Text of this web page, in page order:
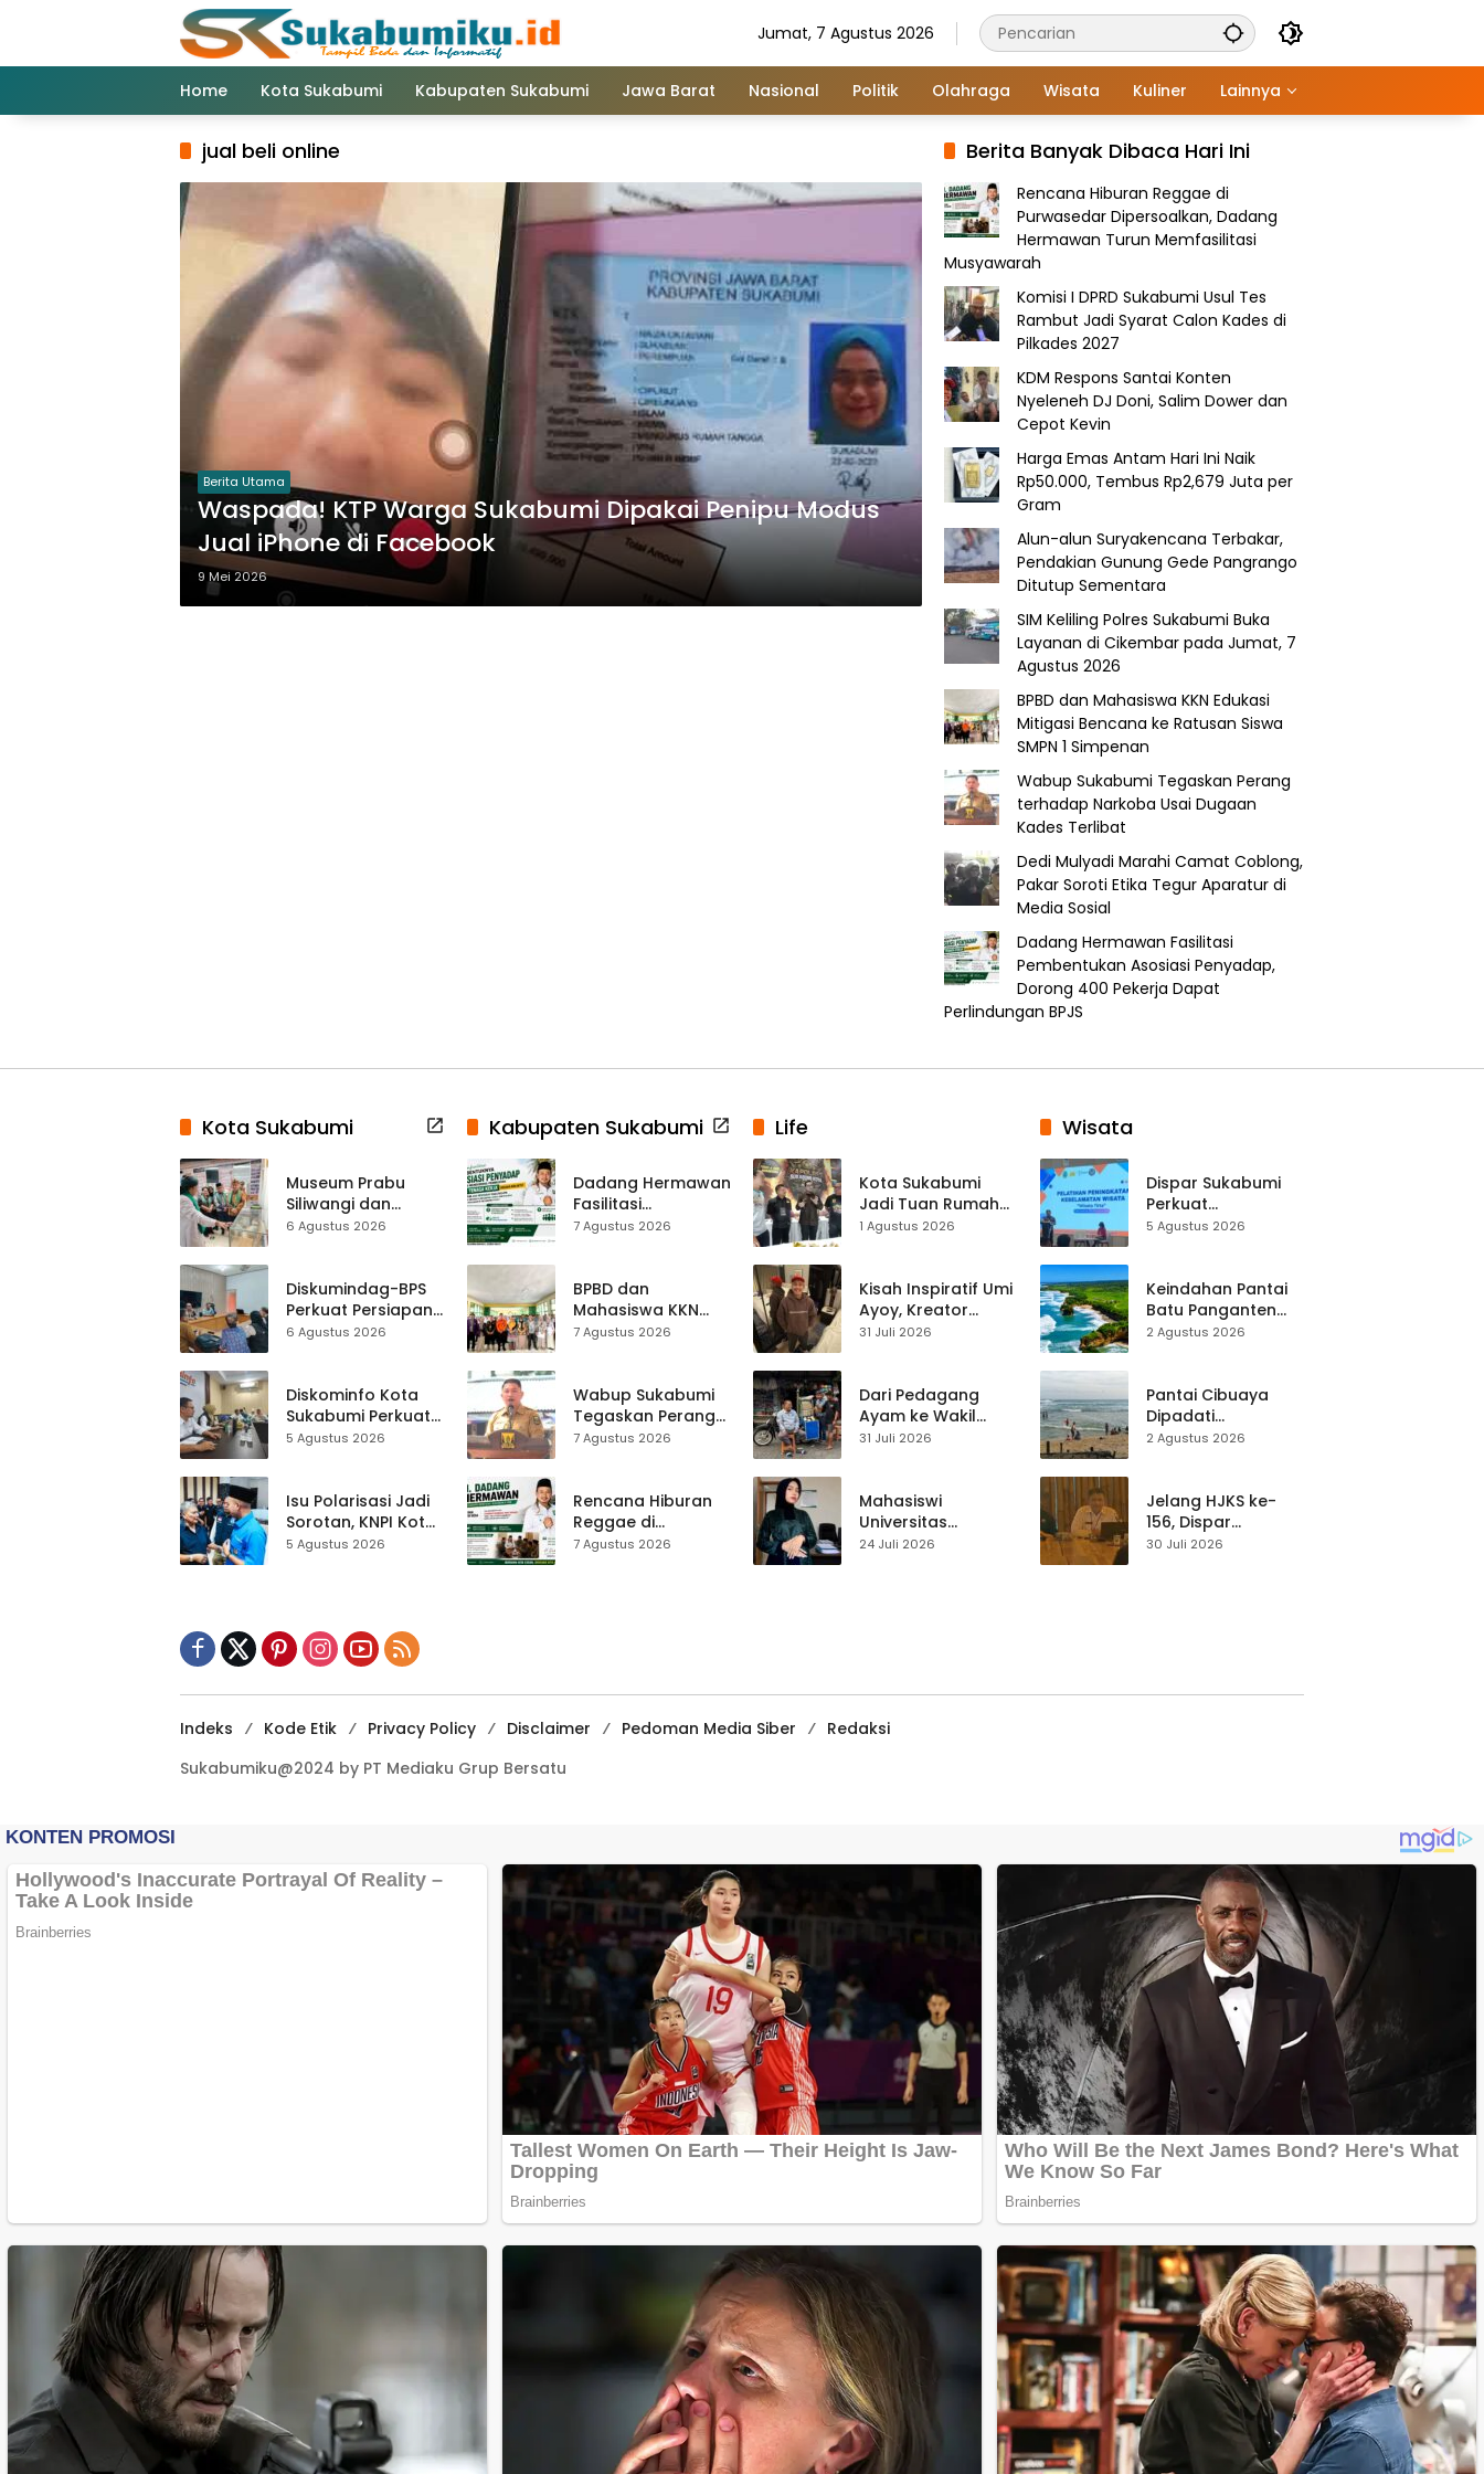
Jumat, 7 Agustus 2026
Home Kota Sukabumi Kabupaten Sukabumi Jawa Barat Nasional Politik Olahraga Wisata Kuliner Lainnya
jual beli online
Berita Utama
Waspada! KTP Warga Sukabumi Dipakai Penipu Modus
Jual iPhone di Facebook
9 Mei 2026
Berita Banyak Dibaca Hari Ini
Rencana Hiburan Reggae di
Purwasedar Dipersoalkan, Dadang
Hermawan Turun Memfasilitasi
Musyawarah
Komisi I DPRD Sukabumi Usul Tes
Rambut Jadi Syarat Calon Kades di
Pilkades 2027
KDM Respons Santai Konten
Nyeleneh DJ Doni, Salim Dower dan
Cepot Kevin
Harga Emas Antam Hari Ini Naik
Rp50.000, Tembus Rp2,679 Juta per
Gram
Alun-alun Suryakencana Terbakar,
Pendakian Gunung Gede Pangrango
Ditutup Sementara
SIM Keliling Polres Sukabumi Buka
Layanan di Cikembar pada Jumat, 7
Agustus 2026
BPBD dan Mahasiswa KKN Edukasi
Mitigasi Bencana ke Ratusan Siswa
SMPN 1 Simpenan
Wabup Sukabumi Tegaskan Perang
terhadap Narkoba Usai Dugaan
Kades Terlibat
Dedi Mulyadi Marahi Camat Coblong,
Pakar Soroti Etika Tegur Aparatur di
Media Sosial
Dadang Hermawan Fasilitasi
Pembentukan Asosiasi Penyadap,
Dorong 400 Pekerja Dapat
Perlindungan BPJS
Kota Sukabumi
Museum Prabu
Siliwangi dan
Museum Keramik
Hampir 500 Koleksi
Dipisahkan
6 Agustus 2026
Diskumindag-BPS
Perkuat Persiapan
Sensus Ekonomi,
Terbuka Beri Data
6 Agustus 2026
Diskominfo Kota
Sukabumi Perkuat
Satu Data
Kewilayahan
Dikebut
5 Agustus 2026
Isu Polarisasi Jadi
Sorotan, KNPI Kota
Sukabumi Ajak
5 Agustus 2026
Kabupaten Sukabumi
Dadang Hermawan
Fasilitasi
Pembentukan
Pekerja Dapat
Perlindungan BPJS
7 Agustus 2026
BPBD dan
Mahasiswa KKN
Edukasi Mitigasi
SMPN 1 Simpenan
7 Agustus 2026
Wabup Sukabumi
Tegaskan Perang
terhadap Narkoba
7 Agustus 2026
Rencana Hiburan
Reggae di
Purwasedar
7 Agustus 2026
Life
Kota Sukabumi
Jadi Tuan Rumah
Kontes Batu Akik
1 Agustus 2026
Kisah Inspiratif Umi
Ayoy, Kreator
TikTok Asal
Live Streaming
31 Juli 2026
Dari Pedagang
Ayam ke Wakil
Ketua DPRD, H.
Pasar Cisaat
31 Juli 2026
Mahasiswi
Universitas
Muhammadiyah
24 Juli 2026
Wisata
Dispar Sukabumi
Perkuat
Keselamatan
Mitigasi hingga
Teknik Evakuasi
5 Agustus 2026
Keindahan Pantai
Batu Panganten
Mulai Dilirik
2 Agustus 2026
Pantai Cibuaya
Dipadati
Wisatawan,
Waspada
2 Agustus 2026
Jelang HJKS ke-
156, Dispar
Kabupaten
30 Juli 2026
Indeks Kode Etik Privacy Policy Disclaimer Pedoman Media Siber
Redaksi
Sukabumiku@2024 by PT Mediaku Grup Bersatu